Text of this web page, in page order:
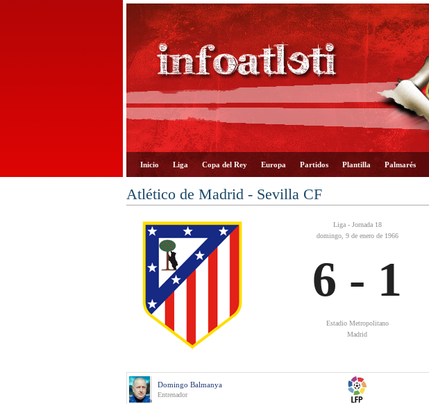
Inicio Liga Copa del Rey Europa Partidos Plantilla Palmarés
Atlético de Madrid - Sevilla CF
Liga - Jornada 18
domingo, 9 de enero de 1966
6 - 1
Estadio Metropolitano
Madrid
Domingo Balmanya
Entrenador